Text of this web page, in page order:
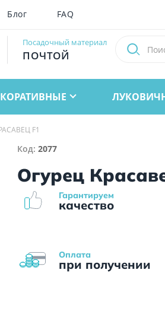
Блог FAQ
Посадочный материал
ПОЧТОЙ
F1
Код:2077
Огурец
Оплата
при получении
Гарантируем
качество